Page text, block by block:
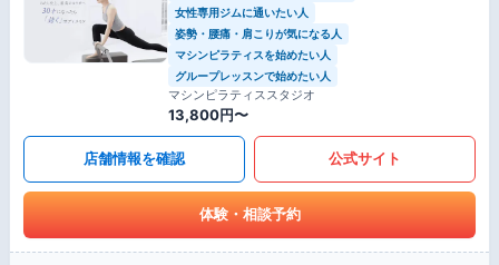
女性専用ジムに通いたい人
姿勢・腰痛・肩こりが気になる人
マシンピラティスを始めたい人
グループレッスンで始めたい人
マシンピラティススタジオ
13,800円〜
店舗情報を確認 公式サイト
体験・相談予約